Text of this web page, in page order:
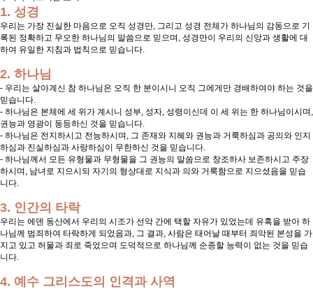
1. 성경
우리는 가장 진실한 마음으로 오직 성경만, 그리고 성경 전체가 하나님의 감동으로 기
록된 정확하고 무오한 하나님의 말씀으로 믿으며, 성경만이 우리의 신앙과 생활에 대
하여 유일한 지침과 법칙으로 믿습니다.
2. 하나님
- 우리는 살아계신 참 하나님은 오직 한 분이시니 오직 그에게만 경배하여야 하는 것을
믿습니다.
- 하나님은 본체에 세 위가 계시니 성부, 성자, 성령이신데 이 세 위는 한 하나님이시며,
권능과 영광이 동등하신 것을 믿습니다.
- 하나님은 전지하시고 전능하시며, 그 존재와 지혜와 권능과 거룩하심과 공의와 인지
하심과 진실하심과 사랑하심이 무한하신 것을 믿습니다.
- 하나님께서 모든 유형물과 무형물을 그 권능의 말씀으로 창조하사 보존하시고 주장
하시며, 남녀로 지으시되 자기의 형상대로 지식과 의와 거룩함으로 지으셨음을 믿습
니다.
3. 인간의 타락
우리는 에덴 동산에서 우리의 시조가 선악 간에 택할 자유가 있었는데 유혹을 받아 하
나님께 범죄하여 타락하게 되었음과, 그 결과, 사람은 태어날 때부터 죄악된 본성을 가
지고 있고 허물과 죄로 죽었으며 도덕적으로 하나님께 순종할 능력이 없는 것을 믿습
니다.
4. 예수 그리스도의 인격과 사역